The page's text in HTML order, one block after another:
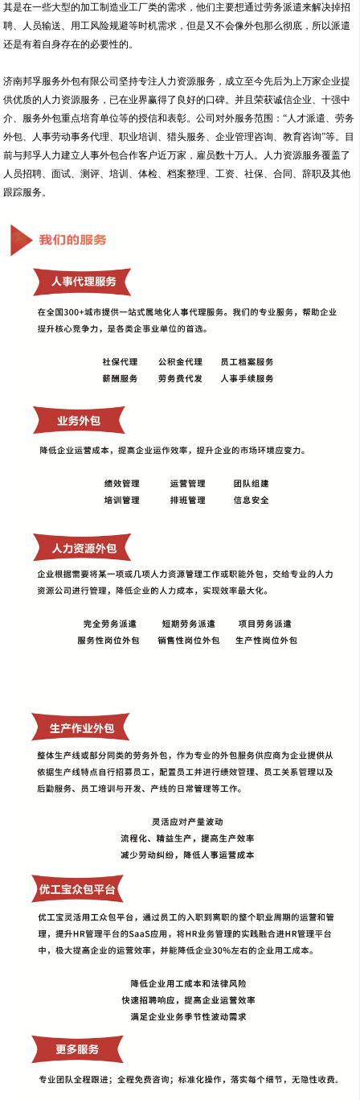
其是在一些大型的加工制造业工厂类的需求，他们主要想通过劳务派遣来解决掉招
聘、人员输送、用工风险规避等时机需求，但是又不会像外包那么彻底，所以派遣
还是有着自身存在的必要性的。
济南邦孚服务外包有限公司坚持专注人力资源服务，成立至今先后为上万家企业提
供优质的人力资源服务，已在业界赢得了良好的口碑。并且荣获诚信企业、十强中
介、服务外包重点培育单位等的授信和表彰。公司对外服务范围：“人才派遣、劳务
外包、人事劳动事务代理、职业培训、猎头服务、企业管理咨询、教育咨询”等。目
前与邦孚人力建立人事外包合作客户近万家，雇员数十万人。人力资源服务覆盖了
人员招聘、面试、测评、培训、体检、档案整理、工资、社保、合同、辞职及其他
跟踪服务。